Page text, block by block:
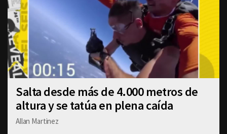
Salta desde más de 4.000 metros de
altura y se tatúa en plena caída
Allan Martinez